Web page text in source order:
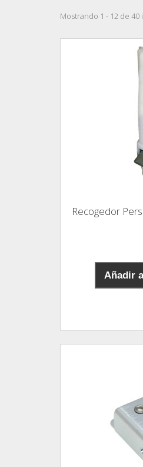
Mostrando 1 - 12 de 40
Recogedor
Añadir